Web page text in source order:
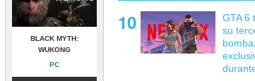
BLACK MYTH:
WUKONG
PC
GTA 6
su